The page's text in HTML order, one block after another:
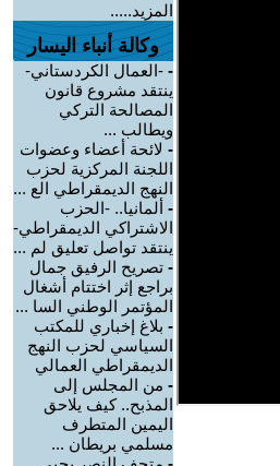
المزيد.....
وكالة أنباء اليسار
- -العمال الكردستاني-
ينتقد مشروع قانون
المصالحة التركي
ويطالب ...
- لائحة أعضاء وعضوات
اللجنة المركزية لحزب
النهج الديمقراطي الع ...
- ألمانيا.. -الحزب
الاشتراكي الديمقراطي-
ينتقد تواصل تعليق لم ...
- تصريح الرفيق جمال
براجع إثر اختتام أشغال
المؤتمر الوطني السا ...
- بلاغ إخباري للمكتب
السياسي لحزب النهج
الديمقراطي العمالي
- من المجلس إلى
المذبح.. كيف يلاحق
اليمين المتطرف
مسلمي بريطان ...